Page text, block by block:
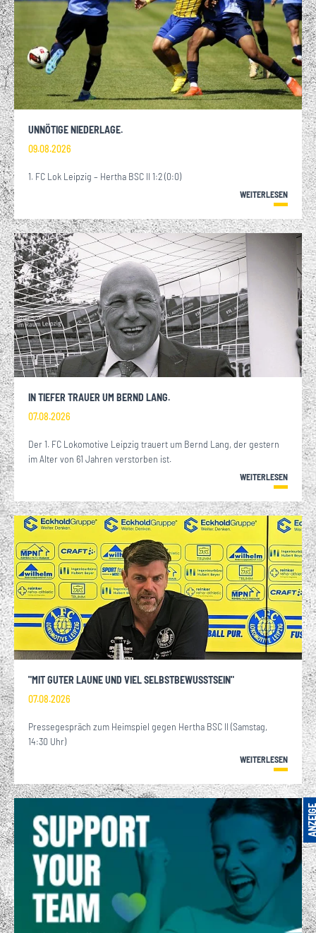
UNNÖTIGE NIEDERLAGE.
09.08.2026
1. FC Lok Leipzig – Hertha BSC II 1:2 (0:0)
WEITERLESEN
IN TIEFER TRAUER UM BERND LANG.
07.08.2026
Der 1. FC Lokomotive Leipzig trauert um Bernd Lang, der gestern
im Alter von 61 Jahren verstorben ist.
WEITERLESEN
"MIT GUTER LAUNE UND VIEL SELBSTBEWUSSTSEIN"
07.08.2026
Pressegespräch zum Heimspiel gegen Hertha BSC II (Samstag,
14:30 Uhr)
WEITERLESEN